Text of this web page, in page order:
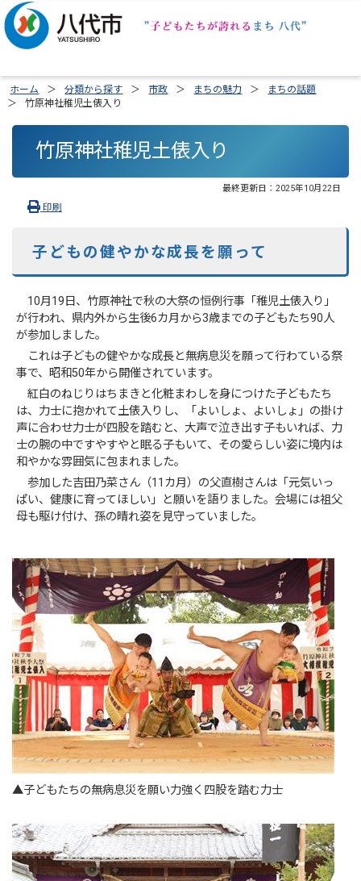
ホーム 分類から探す 市政 まちの魅力
まちの話題
竹原神社稚児土俵入り
竹原神社稚児土俵入り
最終更新日： 2025年10月22日
印刷
子どもの健やかな成長を願って
10月19日、竹原神社で秋の大祭の恒例行事「稚児土俵入り」
が行われ、県内外から生後6カ月から3歳までの子どもたち90人
が参加しました。
これは子どもの健やかな成長と無病息災を願って行わている祭
事で、昭和50年から開催されています。
紅白のねじりはちまきと化粧まわしを身につけた子どもたち
は、力士に抱かれて土俵入りし、「よいしょ、よいしょ」の掛け
声に合わせ力士が四股を踏むと、大声で泣き出す子もいれば、力
士の腕の中ですやすやと眠る子もいて、その愛らしい姿に境内は
和やかな雰囲気に包まれました。
参加した吉田乃菜さん（11カ月）の父直樹さんは「元気いっ
ぱい、健康に育ってほしい」と願いを語りました。会場には祖父
母も駆け付け、孫の晴れ姿を見守っていました。
▲子どもたちの無病息災を願い力強く四股を踏む力士